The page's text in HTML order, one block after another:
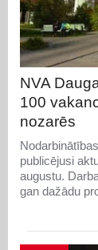
NVA
100
nozarēs
publicējusi
augustu.
gan dažādu